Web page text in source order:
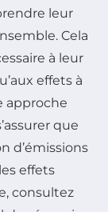
leur
Cela
à leur
effets à
approche
que
d’émissions
effets
consultez